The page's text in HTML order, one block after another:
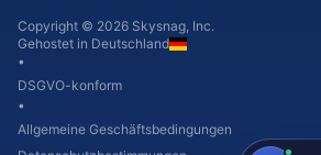
Copyright © 2026 Skysnag, Inc.
Gehostet in Deutschland
•
DSGVO-konform
•
Allgemeine Geschäftsbedingungen